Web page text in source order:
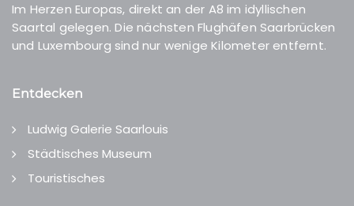
Im Herzen Europas, direkt an der A8 im idyllischen
Saartal gelegen. Die nächsten Flughäfen Saarbrücken
und Luxembourg sind nur wenige Kilometer entfernt.
Entdecken
Ludwig Galerie Saarlouis
Städtisches Museum
Touristisches